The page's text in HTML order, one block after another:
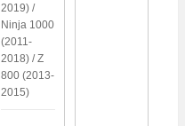
2019) /
Ninja 1000
(2011-
2018) / Z
800 (2013-
2015)